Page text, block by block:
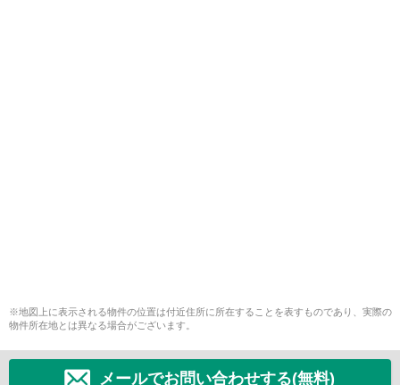
※地図上に表示される物件の位置は付近住所に所在することを表すものであり、実際の
物件所在地とは異なる場合がございます。
メールでお問い合わせする(無料)